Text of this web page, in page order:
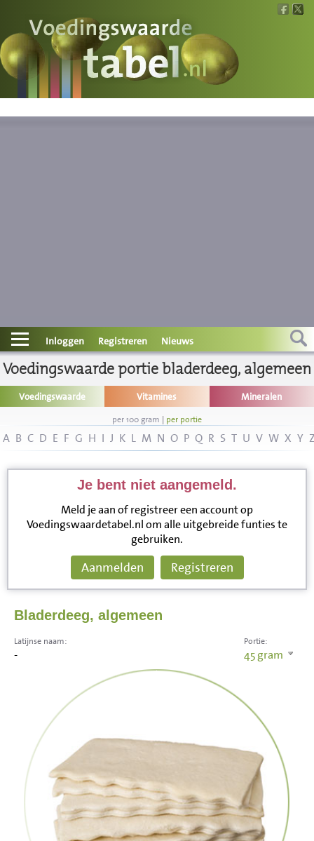
Voedingswaarde
Wat is wat?
Contact
Informatie
Disclaimer
Inloggen Registreren Nieuws
Voedingswaarde portie bladerdeeg, algemeen
Voedingswaarde Vitamines Mineralen
per 100 gram | per portie
A B C D E F G H I J K L M N O P Q R S T U V W X Y
Je bent niet aangemeld.
Meld je aan of registreer een account op
Voedingswaardetabel.nl om alle uitgebreide funties te
gebruiken.
Aanmelden Registreren
Bladerdeeg, algemeen
Portie:
45gram
Latijnse naam:
-